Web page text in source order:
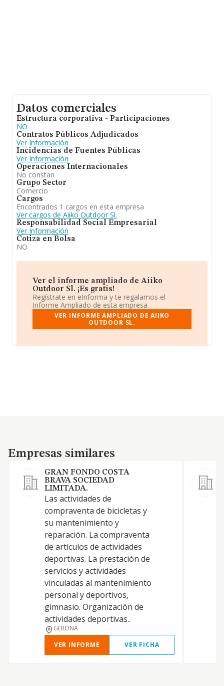
Datos comerciales
Estructura corporativa - Participaciones
NO
Contratos Públicos Adjudicados
Ver Información
Incidencias de Fuentes Públicas
Ver Información
Operaciones Internacionales
No constan
Grupo Sector
Comercio
Cargos
Encontrados 1 cargos en esta empresa
Ver cargos de Aiiko Outdoor Sl.
Responsabilidad Social Empresarial
Ver Información
Cotiza en Bolsa
NO
Ver el informe ampliado de Aiiko
Outdoor Sl. ¡Es gratis!
Regístrate en eInforma y te regalamos el
Informe Ampliado de esta empresa.
VER INFORME AMPLIADO DE AIIKO
OUTDOOR SL.
Empresas similares
Empresas similares
GRAN FONDO COSTA
BRAVA SOCIEDAD
LIMITADA.
Las actividades de
compraventa de bicicletas y
su mantenimiento y
reparación. La compraventa
de artículos de actividades
deportivas. La prestación de
servicios y actividades
vinculadas al mantenimiento
personal y deportivos,
gimnasio. Organización de
actividades deportivas..
GERONA
VER INFORME
VER FICHA